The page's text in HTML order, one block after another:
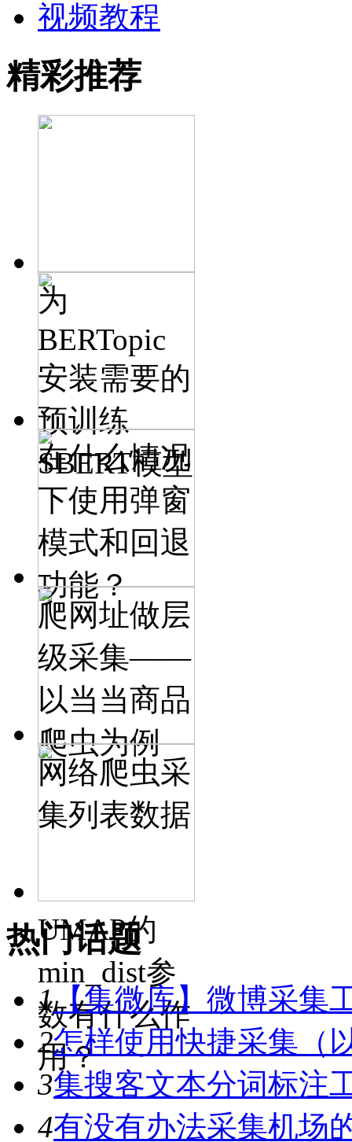
视频教程
精彩推荐
为
BERTopic
安装需要的
预训练
SBERT模型
在什么情况
下使用弹窗
模式和回退
功能？
爬网址做层
级采集——
以当当商品
爬虫为例
网络爬虫采
集列表数据
UMAP的
min_dist参
数有什么作
用？
热门话题
1【集微库】微博采集
2怎样使用快捷采集（
3集搜客文本分词标注
4有没有办法采集机场